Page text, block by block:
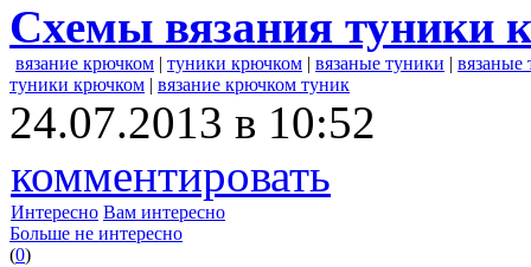
Схемы вязания туники
вязание крючком | туники крючком | вязаные туники | вязаные
туники крючком | вязание крючком туник
24.07.2013 в 10:52
комментировать
Интересно Вам интересно
Больше не интересно
(0)